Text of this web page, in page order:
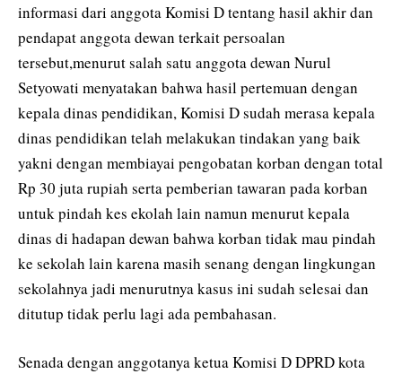
informasi dari anggota Komisi D tentang hasil akhir dan
pendapat anggota dewan terkait persoalan
tersebut,menurut salah satu anggota dewan Nurul
Setyowati menyatakan bahwa hasil pertemuan dengan
kepala dinas pendidikan, Komisi D sudah merasa kepala
dinas pendidikan telah melakukan tindakan yang baik
yakni dengan membiayai pengobatan korban dengan total
Rp 30 juta rupiah serta pemberian tawaran pada korban
untuk pindah kes ekolah lain namun menurut kepala
dinas di hadapan dewan bahwa korban tidak mau pindah
ke sekolah lain karena masih senang dengan lingkungan
sekolahnya jadi menurutnya kasus ini sudah selesai dan
ditutup tidak perlu lagi ada pembahasan.
Senada dengan anggotanya ketua Komisi D DPRD kota